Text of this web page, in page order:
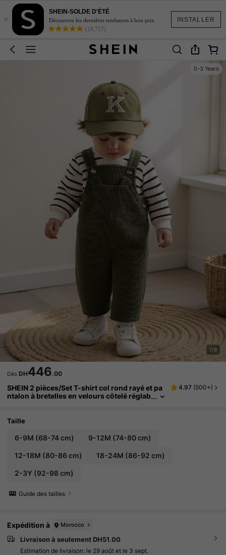
INSTALLER
×
SHEIN-SOLDE D'ÉTÉ
Découvrez les dernières tendances à bon prix.
(18,717)
0-3 Years
1/9
Dès DH446.00
SHEIN 2 pièces/Set T-shirt col rond rayé et pa
ntalon à bretelles en velours côtelé réglab
l'automne, 6M-3T, vêtements pour enfants, v
Cozy Pixies, ensemble de vêtements d'hiver p
our bébé garçon, ensembles pour bébé garço
n, tenues d'automne pour enfants, vêtements
pour enfants/nourrissons, vêtements pour bé
bé garçon, ensembles décontractés pour béb
é, tenue d'hiver pour bébé garçon, salopette e
semble salopette pour bébé garçon, grenouill
4.97 (500+)
Taille
6-9M (68-74 cm) 9-12M (74-80 cm)
12-18M (80-86 cm) 18-24M (86-92 cm)
2-3Y (92-98 cm)
Guide des tailles
Expédition à Morocco
Livraison à seulement DH51.00
Estimation de livraison: le 29 août et le 3 sept.